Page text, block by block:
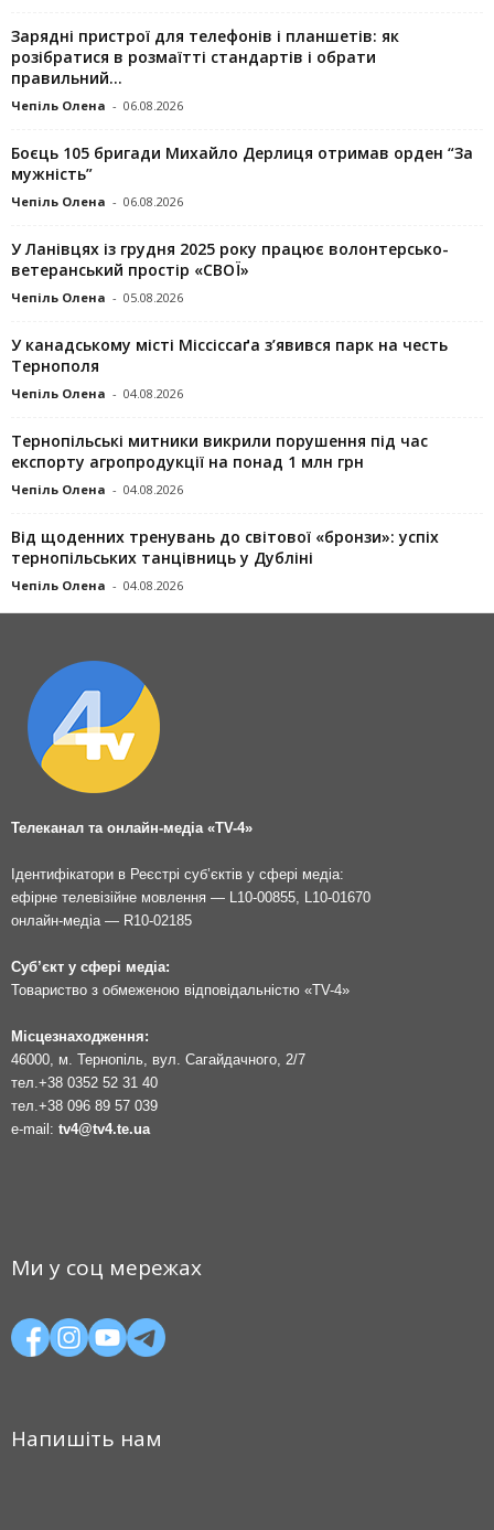
Зарядні пристрої для телефонів і планшетів: як
розібратися в розмаїтті стандартів і обрати
правильний...
Чепіль Олена - 06.08.2026
Боєць 105 бригади Михайло Дерлиця отримав орден “За
мужність”
Чепіль Олена - 06.08.2026
У Ланівцях із грудня 2025 року працює волонтерсько-
ветеранський простір «СВОЇ»
Чепіль Олена - 05.08.2026
У канадському місті Міссіссаґа з’явився парк на честь
Тернополя
Чепіль Олена - 04.08.2026
Тернопільські митники викрили порушення під час
експорту агропродукції на понад 1 млн грн
Чепіль Олена - 04.08.2026
Від щоденних тренувань до світової «бронзи»: успіх
тернопільських танцівниць у Дубліні
Чепіль Олена - 04.08.2026
Телеканал та онлайн-медіа «TV-4»
Ідентифікатори в Реєстрі суб’єктів у сфері медіа:
ефірне телевізійне мовлення — L10-00855, L10-01670
онлайн-медіа — R10-02185
Суб’єкт у сфері медіа:
Товариство з обмеженою відповідальністю «TV-4»
Місцезнаходження:
46000, м. Тернопіль, вул. Сагайдачного, 2/7
тел.+38 0352 52 31 40
тел.+38 096 89 57 039
e-mail: tv4@tv4.te.ua
Ми у соц мережах
Напишіть нам